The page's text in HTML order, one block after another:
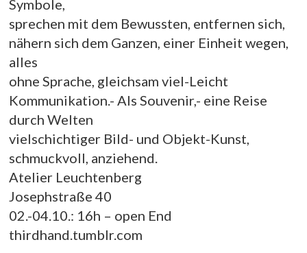
Symbole,
sprechen mit dem Bewussten, entfernen sich,
nähern sich dem Ganzen, einer Einheit wegen,
alles
ohne Sprache, gleichsam viel-Leicht
Kommunikation.- Als Souvenir,- eine Reise
durch Welten
vielschichtiger Bild- und Objekt-Kunst,
schmuckvoll, anziehend.
Atelier Leuchtenberg
Josephstraße 40
02.-04.10.: 16h – open End
thirdhand.tumblr.com